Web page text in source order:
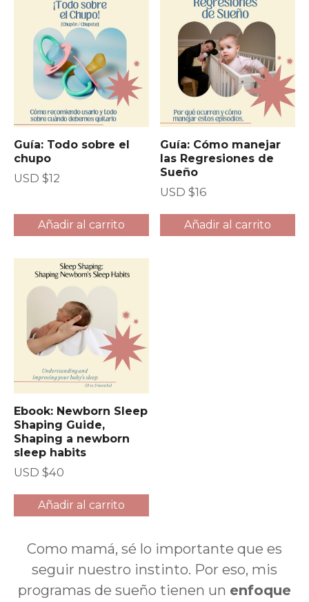
Guía: Todo sobre el
chupo
USD $12
Añadir al carrito
Guía: Cómo manejar
las Regresiones de
Sueño
USD $16
Añadir al carrito
Ebook: Newborn Sleep
Shaping Guide,
Shaping a newborn
sleep habits
USD $40
Añadir al carrito
Como mamá, sé lo importante que es
seguir nuestro instinto. Por eso, mis
programas de sueño tienen un enfoque